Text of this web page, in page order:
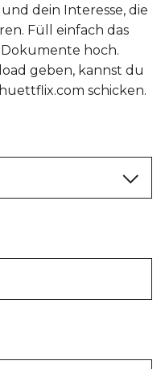
dein Interesse, die
Füll einfach das
hoch.
geben, kannst du
schicken.